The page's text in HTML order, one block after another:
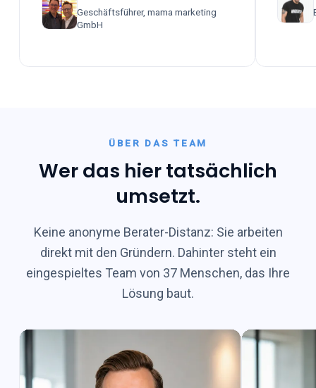
Geschäftsführer, mama marketing
GmbH
ÜBER DAS TEAM
Wer das hier tatsächlich
umsetzt.
Keine anonyme Berater-Distanz: Sie arbeiten
direkt mit den Gründern. Dahinter steht ein
eingespieltes Team von 37 Menschen, das Ihre
Lösung baut.